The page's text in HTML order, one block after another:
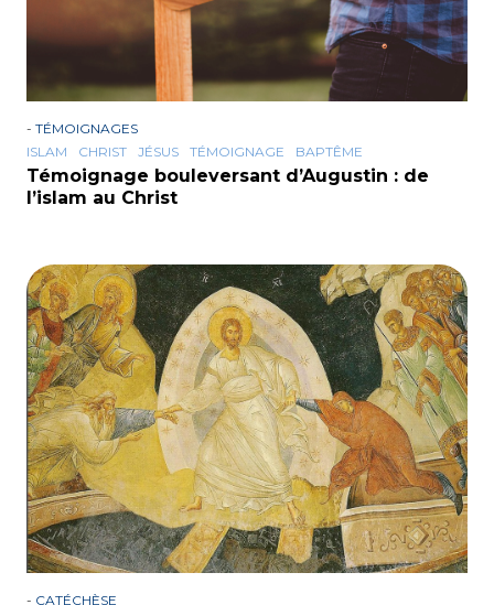
- TÉMOIGNAGES
ISLAM
CHRIST JÉSUS TÉMOIGNAGE BAPTÊME
Témoignage bouleversant d’Augustin : de
l’islam au Christ
- CATÉCHÈSE